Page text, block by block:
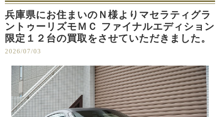
兵庫県にお住まいのＮ様よりマセラティグラ
ントゥーリズモＭＣ ファイナルエディション
限定１２台の買取をさせていただきました。
2026/07/03